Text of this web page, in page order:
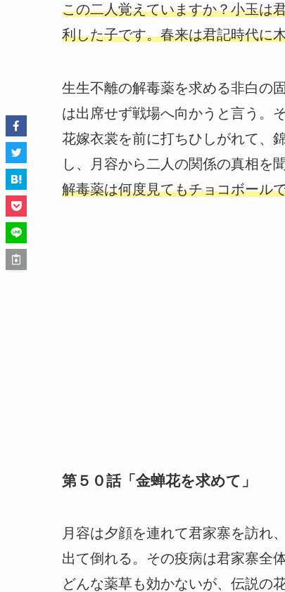
この二人覚えていますか？小玉は
利した子です。春来は君記時代に
生生不離の解毒薬を求める非白の
は出席せず戦場へ向かうと言う。
花嫁衣裳を前に打ちひしがれて、
し、月容から二人の関係の真相を
解毒薬は何度見てもチョコボール
第５０話「金蝉花を求めて」
月容は夕顔を連れて君家寨を訪れ
出て倒れる。その疫病は君家寨全
どんな薬草も効かないが、伝説の